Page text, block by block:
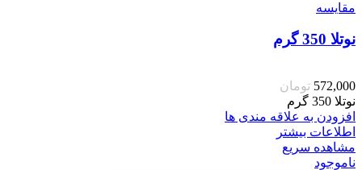
مقایسه
نوتلا 350 گرم
572,000 تومان
نوتلا 350 گرم
افزودن به علاقه مندی ها
اطلاعات بیشتر
مشاهده سریع
ناموجود